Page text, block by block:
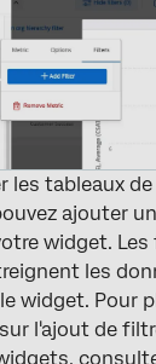
les tableaux
ajouter
widget.
les
widget. Pour
l'ajout de